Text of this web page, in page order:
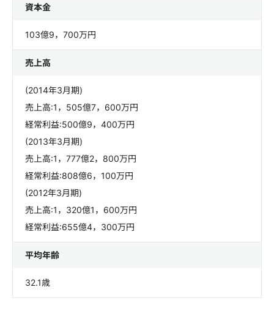
資本金
103億9，700万円
売上高
(2014年3月期)
売上高:1，505億7，600万円
経常利益:500億9，400万円
(2013年3月期)
売上高:1，777億2，800万円
経常利益:808億6，100万円
(2012年3月期)
売上高:1，320億1，600万円
経常利益:655億4，300万円
平均年齢
32.1歳